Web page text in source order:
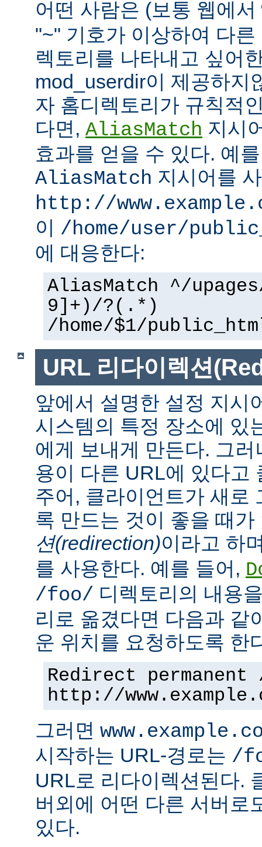
어떤 사람은 (보통 웹에서
"~" 기호가 이상하여 다
렉토리를 나타내고 싶어
mod_userdir이 제공하지
자 홈디렉토리가 규칙적
다면, AliasMatch 지시
효과를 얻을 수 있다. 예
AliasMatch 지시어를
http://
이 /home/user/
에 대응한다:
AliasMatch ^/
9]+)/?(.*)
/home/$1/
URL 리다이렉션
앞에서 설명한 설정 지시
시스템의 특정 장소에 있
에게 보내게 만든다. 그
용이 다른 URL에 있다고
주어, 클라이언트가 새로
록 만드는 것이 좋을 때
션(redirection)이라고 하
를 사용한다. 예를 들어,
/foo/ 디렉토리의 내용
리로 옮겼다면 다음과 같
운 위치를 요청하도록 한
Redirect
http://
그러면
시작하는 URL-경로는 /
URL로 리다이렉션된다.
버외에 어떤 다른 서버로
있다.